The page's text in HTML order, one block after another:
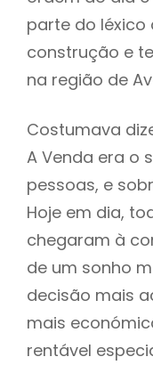
parte do léxico
construção e
na região de
Costumava
A Venda era o
pessoas, e
Hoje em dia,
chegaram à
de um sonho
decisão mais
mais
rentável